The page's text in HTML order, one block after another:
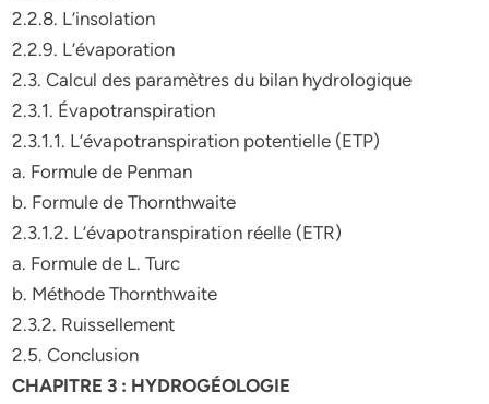
2.2.8. L’insolation
2.2.9. L’évaporation
2.3. Calcul des paramètres du bilan hydrologique
2.3.1. Évapotranspiration
2.3.1.1. L’évapotranspiration potentielle (ETP)
a. Formule de Penman
b. Formule de Thornthwaite
2.3.1.2. L’évapotranspiration réelle (ETR)
a. Formule de L. Turc
b. Méthode Thornthwaite
2.3.2. Ruissellement
2.5. Conclusion
CHAPITRE 3 : HYDROGÉOLOGIE